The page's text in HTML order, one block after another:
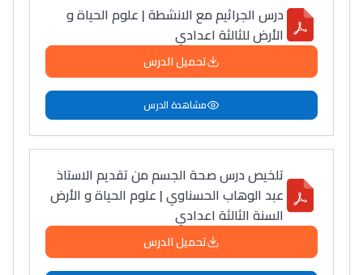
درس الجراثيم مع الانشطة | علوم الحياة و
الأرض للثالثة اعدادي
تحميل الدرس
مشاهدة الدرس
تلخيص درس صحة الجسم من تقديم الاستاذ
عبد الوهاب الحسناوي | علوم الحياة و الأرض
السنة الثالثة اعدادي
تحميل الدرس